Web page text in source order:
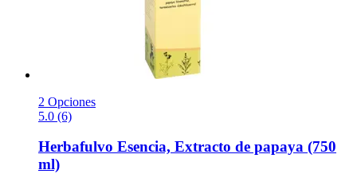
2 Opciones
5.0 (6)
Herbafulvo Esencia, Extracto de papaya (750
ml)